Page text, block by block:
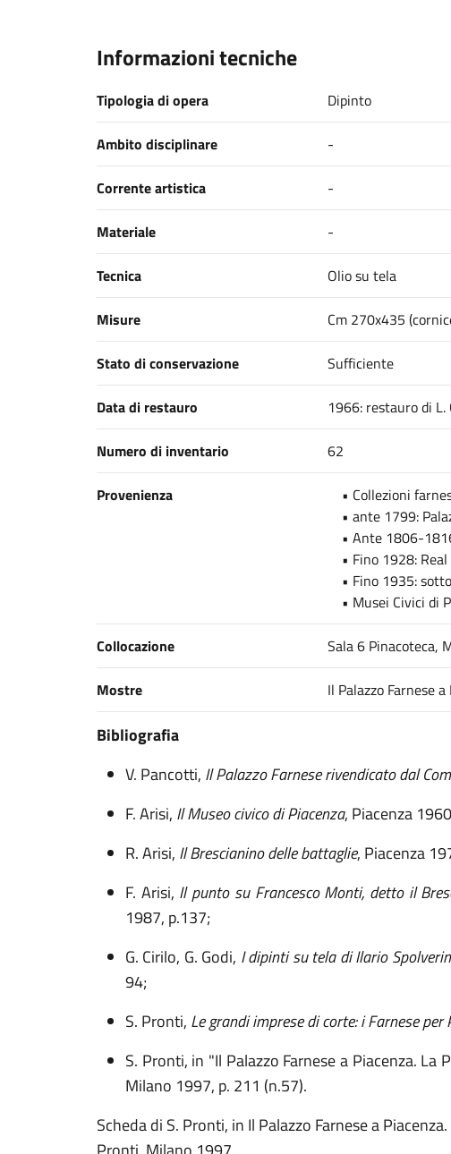
Informazioni tecniche
Tipologia di opera Dipinto
Ambito disciplinare -
Corrente artistica -
Materiale -
Tecnica Olio su tela
Misure Cm 270x435
Stato di conservazione Sufficiente
Data di restauro 1966: restauro di L.
Numero di inventario 62
Provenienza
• Collezioni
• ante 1799:
• Ante 1806-
• Fino 1928: Real
• Fino 1935:
• Musei Civici di
Collocazione Sala 6 Pinacoteca,
Mostre Il Palazzo Farnese
Bibliografia
V. Pancotti, Il Palazzo Farnese rivendicato dal
F. Arisi, Il Museo civico di Piacenza, Piacenza
R. Arisi, Il Brescianino delle battaglie, Piacenza
F. Arisi, Il punto su Francesco Monti, detto il
1987, p.137;
G. Cirilo, G. Godi, I dipinti su tela di Ilario
94;
S. Pronti, Le grandi imprese di corte: i Farnese per
S. Pronti, in "Il Palazzo Farnese a Piacenza.
Milano 1997, p. 211 (n.57).
Scheda di S. Pronti, in Il Palazzo Farnese a